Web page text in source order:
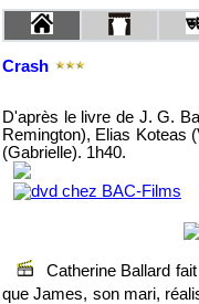
Crash
D'après le livre de J. G.
Remington), Elias Koteas
(Gabrielle). 1h40.
Catherine Ballard
que James, son mari,